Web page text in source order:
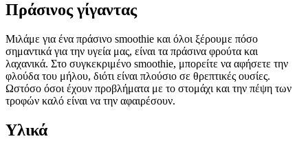
Πράσινος γίγαντας
Μιλάμε για ένα πράσινο smoothie και όλοι ξέρουμε πόσο
σημαντικά για την υγεία μας, είναι τα πράσινα φρούτα και
λαχανικά. Στο συγκεκριμένο smoothie, μπορείτε να αφήσετε την
φλούδα του μήλου, διότι είναι πλούσιο σε θρεπτικές ουσίες.
Ωστόσο όσοι έχουν προβλήματα με το στομάχι και την πέψη των
τροφών καλό είναι να την αφαιρέσουν.
Υλικά